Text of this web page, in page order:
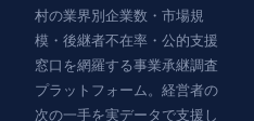
村の業界別企業数・市場規
模・後継者不在率・公的支援
窓口を網羅する事業承継調査
プラットフォーム。経営者の
次の一手を実データで支援し